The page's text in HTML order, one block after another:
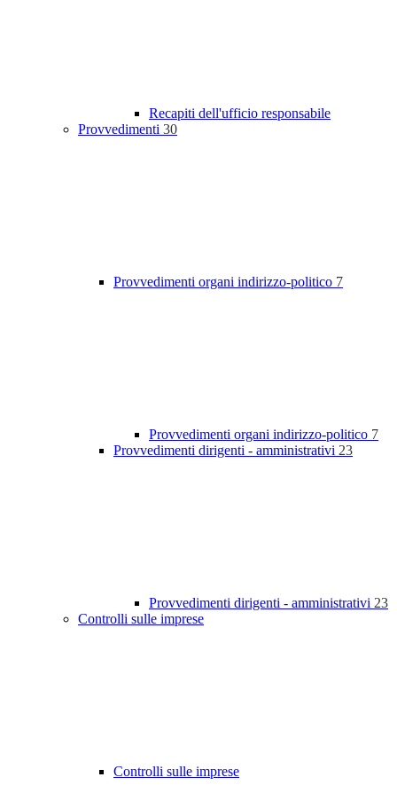
Recapiti dell'ufficio responsabile
Provvedimenti 30
Provvedimenti organi indirizzo-politico 7
Provvedimenti organi indirizzo-politico 7
Provvedimenti dirigenti - amministrativi 23
Provvedimenti dirigenti - amministrativi 23
Controlli sulle imprese
Controlli sulle imprese